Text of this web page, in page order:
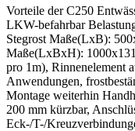
Vorteile der C250
LKW-befahrbar
Stegrost Maße(LxB):
Maße(LxBxH):
pro 1m), Rinnenelement
Anwendungen,
Montage weiterhin
200 mm kürzbar,
Eck-/T-/